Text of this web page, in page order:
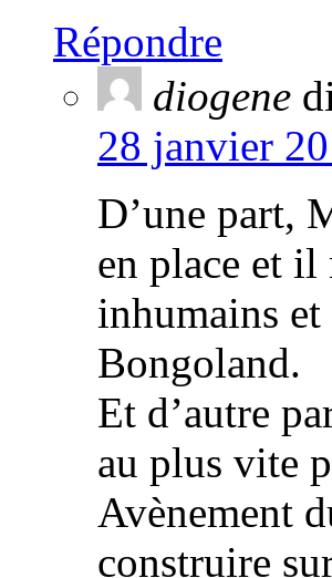
Répondre
diogene
28 janvier
D’une part,
en place et il
inhumains
Bongoland.
Et d’autre
au plus vite
Avènement
construire